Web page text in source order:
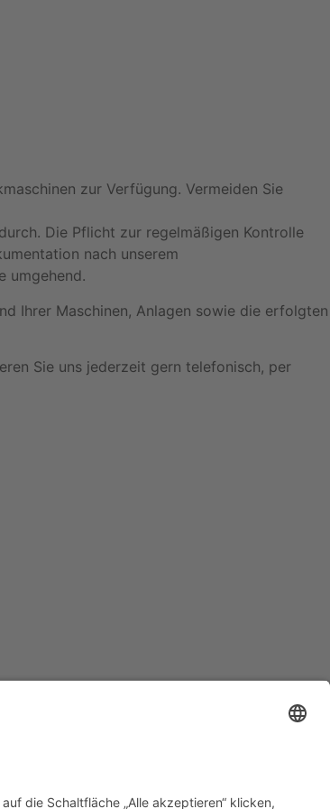
zur Verfügung. Vermeiden Sie
Die Pflicht zur regelmäßigen Kontrolle
nach unserem
umgehend.
Ihrer Maschinen, Anlagen sowie die erfolgten
Sie uns jederzeit gern telefonisch, per